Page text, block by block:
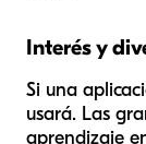
Interés y
Si una
usará. Las
aprendizaje